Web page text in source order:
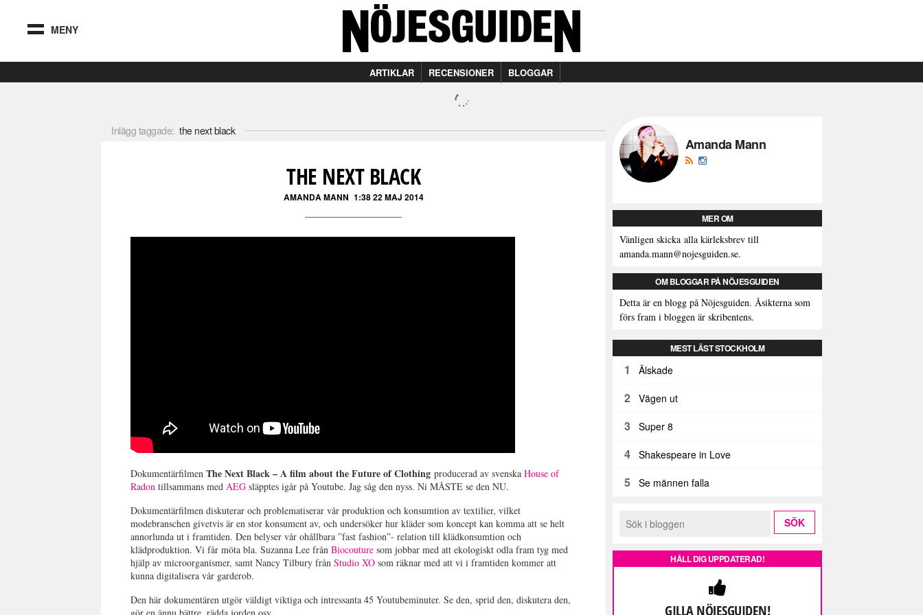
MENY
ARTIKLAR RECENSIONER BLOGGAR
Inlägg taggade: the next black
THE NEXT BLACK
AMANDA MANN 1:38 22 MAJ 2014
DokumentärfilmenThe Next Black – A film about the Future of Clothing producerad av svenskaHouse of
Radon tillsammans medAEG släpptes igår på Youtube. Jag såg den nyss. Ni MÅSTE se den NU.
Dokumentärfilmen diskuterar och problematiserar vår produktion och konsumtion av textilier, vilket
modebranschen givetvis är en stor konsument av, och undersöker hur kläder som koncept kan komma att se helt
annorlunda ut i framtiden. Den belyser vår ohållbara ”fast fashion”- relation till klädkonsumtion och
klädproduktion. Vi får möta bla. Suzanna Lee frånBiocouture som jobbar med att ekologiskt odla fram tyg med
hjälp av microorganismer, samt Nancy Tilbury frånStudio XO som räknar med att vi i framtiden kommer att
kunna digitalisera vår garderob.
Den här dokumentären utgör väldigt viktiga och intressanta 45 Youtubeminuter. Se den, sprid den, diskutera den,
Amanda Mann
MER OM
Vänligen skicka alla kärleksbrev till
amanda.mann@nojesguiden.se.
OM BLOGGAR PÅ NÖJESGUIDEN
Detta är en blogg på Nöjesguiden. Åsikterna som
förs fram i bloggen är skribentens.
MEST LÄST STOCKHOLM
1 Älskade
2 Vägen ut
3 Super 8
4 Shakespeare in Love
5 Se männen falla
HÅLL DIG UPPDATERAD!
GILLA NÖJESGUIDEN!